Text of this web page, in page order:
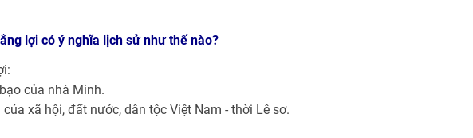
lợi có ý nghĩa lịch sử như thế nào?
của nhà Minh.
xã hội, đất nước, dân tộc Việt Nam - thời Lê sơ.